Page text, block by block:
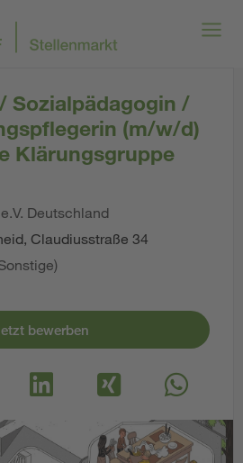
Sozialpädagogin /
(m/w/d)
Klärungsgruppe
Deutschland
Claudiusstraße 34
bewerben